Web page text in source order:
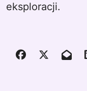
eksploracji.